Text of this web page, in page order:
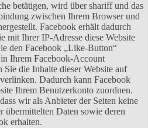
betätigen, wird über shariff und das
zwischen Ihrem Browser und
Facebook erhält dadurch
mit Ihrer IP-Adresse diese Website
den Facebook „Like-Button“
Ihrem Facebook-Account
Sie die Inhalte dieser Website auf
Dadurch kann Facebook
Ihrem Benutzerkonto zuordnen.
wir als Anbieter der Seiten keine
übermittelten Daten sowie deren
erhalten.